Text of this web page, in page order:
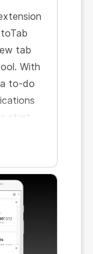
tab
With
to-do
start
a